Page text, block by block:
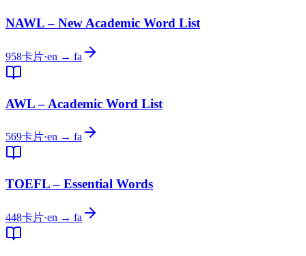
NAWL – New Academic Word List
958卡片·en → fa
AWL – Academic Word List
569卡片·en → fa
TOEFL – Essential Words
448卡片·en → fa